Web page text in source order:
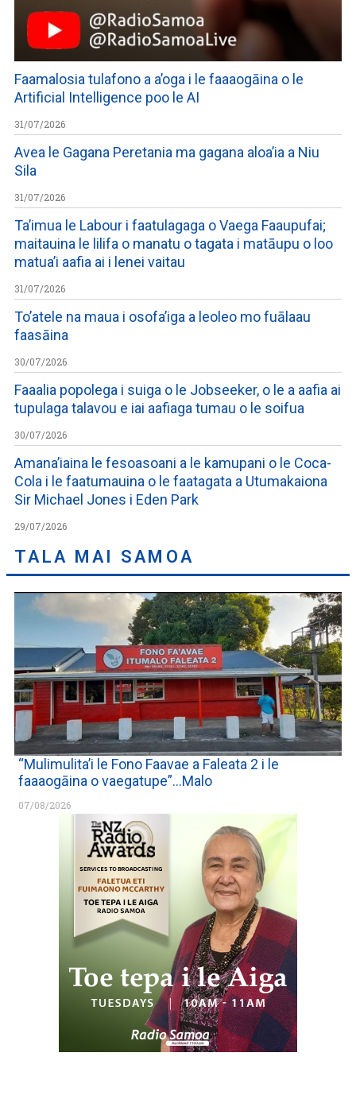
Faamalosia tulafono a a’oga i le faaaogāina o le
Artificial Intelligence poo le AI
31/07/2026
Avea le Gagana Peretania ma gagana aloa’ia a Niu
Sila
31/07/2026
Ta’imua le Labour i faatulagaga o Vaega Faaupufai;
maitauina le lilifa o manatu o tagata i matāupu o loo
matua’i aafia ai i lenei vaitau
31/07/2026
To’atele na maua i osofa’iga a leoleo mo fuālaau
faasāina
30/07/2026
Faaalia popolega i suiga o le Jobseeker, o le a aafia ai
tupulaga talavou e iai aafiaga tumau o le soifua
30/07/2026
Amana’iaina le fesoasoani a le kamupani o le Coca-
Cola i le faatumauina o le faatagata a Utumakaiona
Sir Michael Jones i Eden Park
29/07/2026
TALA MAI SAMOA
“Mulimulita’i le Fono Faavae a Faleata 2 i le
faaaogāina o vaegatupe”…Malo
07/08/2026